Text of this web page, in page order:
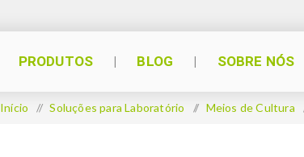
PRODUTOS BLOG SOBRE NÓS
Início / Soluções para Laboratório / Meios de Cultura